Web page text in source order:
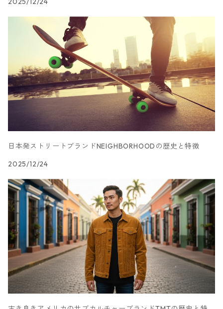
テレビスタンド
リビング収納
シェルフ
玄関収納
日本発ストリートブランドNEIGHBORHOODの歴史と特徴
2025/12/24